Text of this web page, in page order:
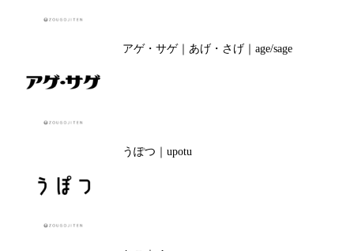
アゲ・サゲ｜あげ・さげ｜age/sage
うぽつ｜upotu